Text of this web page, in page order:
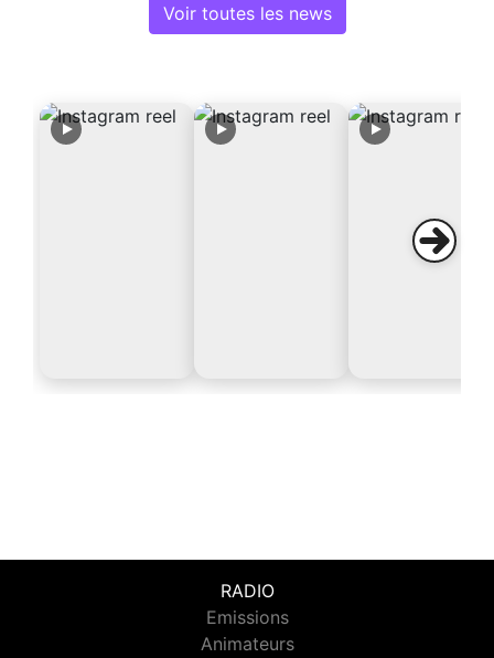
Voir toutes les news
RADIO
Emissions
Animateurs